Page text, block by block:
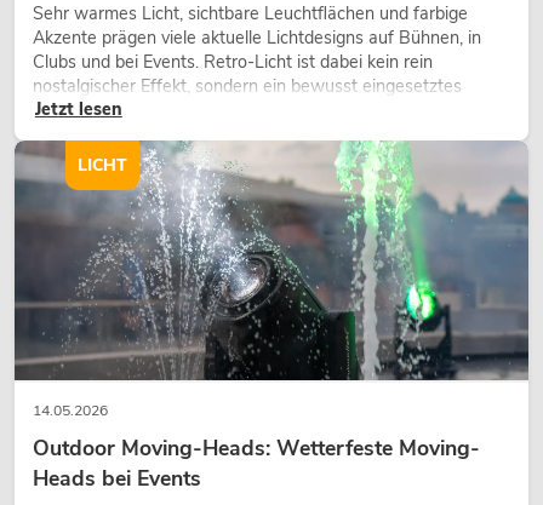
Sehr warmes Licht, sichtbare Leuchtflächen und farbige
Akzente prägen viele aktuelle Lichtdesigns auf Bühnen, in
Clubs und bei Events. Retro-Licht ist dabei kein rein
nostalgischer Effekt, sondern ein bewusst eingesetztes
Gestaltungsmittel: Es schafft Atmosphäre, gibt Szenen
Charakter und kann technische LED-Setups emotionaler
wirken lassen.
Jetzt lesen
14.05.2026
Outdoor Moving-Heads: Wetterfeste Moving-
Heads bei Events
LICHT